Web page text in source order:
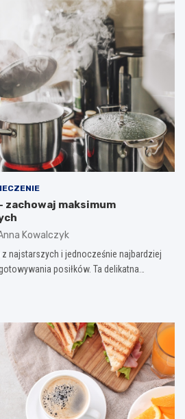
zachowaj maksimum
Kowalczyk
najstarszych i jednocześnie najbardziej
posiłków. Ta delikatna…